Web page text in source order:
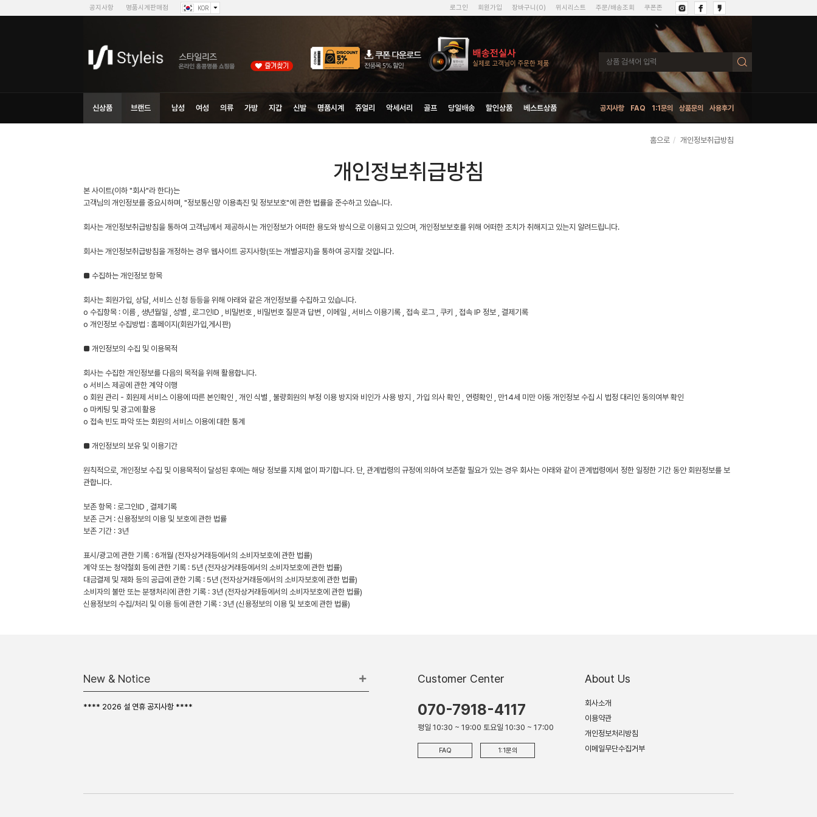
공지사항 명품시계판매점 KOR 로그인 회원가입 장바구니(0) 위시리스트 주문/배송조회 쿠폰존
신상품 브랜드 남성 여성 의류 가방 지갑 신발 명품시계 쥬얼리 악세서리 골프 당일배송 할인상품 베스트상품 공지사항 FAQ 1:1문의 상품문의 사용후기
홈으로 개인정보취급방침
개인정보취급방침
본 사이트(이하 "회사"라 한다)는
고객님의 개인정보를 중요시하며, "정보통신망 이용촉진 및 정보보호"에 관한 법률을 준수하고 있습니다.
회사는 개인정보취급방침을 통하여 고객님께서 제공하시는 개인정보가 어떠한 용도와 방식으로 이용되고 있으며, 개인정보보호를 위해 어떠한 조치가 취해지고 있는지 알려드립니다.
회사는 개인정보취급방침을 개정하는 경우 웹사이트 공지사항(또는 개별공지)을 통하여 공지할 것입니다.
■ 수집하는 개인정보 항목
회사는 회원가입, 상담, 서비스 신청 등등을 위해 아래와 같은 개인정보를 수집하고 있습니다.
ο 수집항목 : 이름 , 생년월일 , 성별 , 로그인ID , 비밀번호 , 비밀번호 질문과 답변 , 이메일 , 서비스 이용기록 , 접속 로그 , 쿠키 , 접속 IP 정보 , 결제기록
ο 개인정보 수집방법 : 홈페이지(회원가입,게시판)
■ 개인정보의 수집 및 이용목적
회사는 수집한 개인정보를 다음의 목적을 위해 활용합니다.
ο 서비스 제공에 관한 계약 이행
ο 회원 관리 - 회원제 서비스 이용에 따른 본인확인 , 개인 식별 , 불량회원의 부정 이용 방지와 비인가 사용 방지 , 가입 의사 확인 , 연령확인 , 만14세 미만 아동 개인정보 수집 시 법정 대리인 동의여부 확인
ο 마케팅 및 광고에 활용
ο 접속 빈도 파악 또는 회원의 서비스 이용에 대한 통계
■ 개인정보의 보유 및 이용기간
원칙적으로, 개인정보 수집 및 이용목적이 달성된 후에는 해당 정보를 지체 없이 파기합니다. 단, 관계법령의 규정에 의하여 보존할 필요가 있는 경우 회사는 아래와 같이 관계법령에서 정한 일정한 기간 동안 회원정보를 보
관합니다.
보존 항목 : 로그인ID , 결제기록
보존 근거 : 신용정보의 이용 및 보호에 관한 법률
보존 기간 : 3년
표시/광고에 관한 기록 : 6개월 (전자상거래등에서의 소비자보호에 관한 법률)
계약 또는 청약철회 등에 관한 기록 : 5년 (전자상거래등에서의 소비자보호에 관한 법률)
대금결제 및 재화 등의 공급에 관한 기록 : 5년 (전자상거래등에서의 소비자보호에 관한 법률)
소비자의 불만 또는 분쟁처리에 관한 기록 : 3년 (전자상거래등에서의 소비자보호에 관한 법률)
신용정보의 수집/처리 및 이용 등에 관한 기록 : 3년 (신용정보의 이용 및 보호에 관한 법률)
New & Notice
**** 2026 설 연휴 공지사항 ****
Customer Center
070-7918-4117
평일 10:30 ~ 19:00 토요일 10:30 ~ 17:00
FAQ 1:1문의
About Us
회사소개
이용약관
개인정보처리방침
이메일무단수집거부